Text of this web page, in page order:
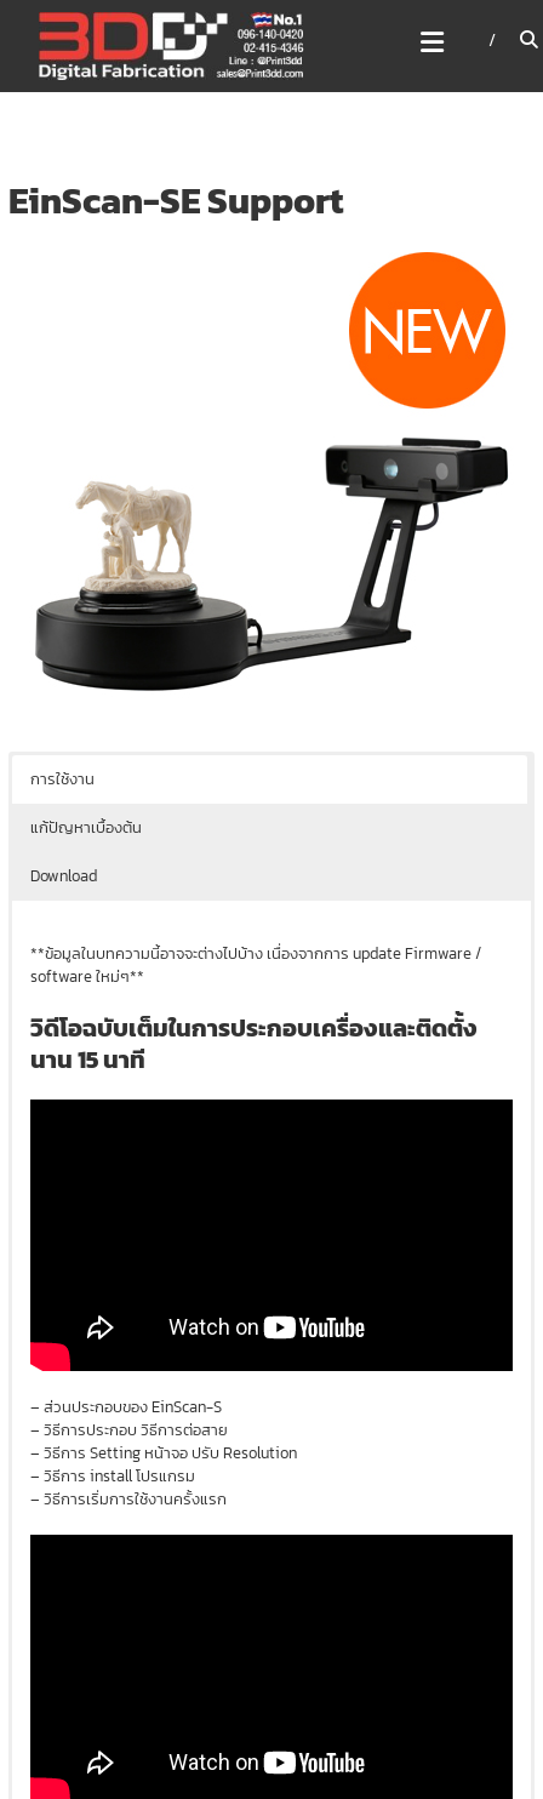
content
3DD DIGITAL FABRICATION
เครื่องพิมพ์3มิติ สแกนเนอร์
เลเซอร์
EinScan-SE Support
การใช้งาน
แก้ปัญหาเบื้องต้น
Download
**ข้อมูลในบทความนี้อาจจะต่างไปบ้าง เนื่องจากการ update Firmware /
software ใหม่ๆ**
วิดีโอฉบับเต็มในการประกอบเครื่องและติดตั้ง
นาน 15 นาที
– ส่วนประกอบของ EinScan-S
– วิธีการประกอบ วิธีการต่อสาย
– วิธีการ Setting หน้าจอ ปรับ Resolution
– วิธีการ install โปรแกรม
– วิธีการเริ่มการใช้งานครั้งแรก